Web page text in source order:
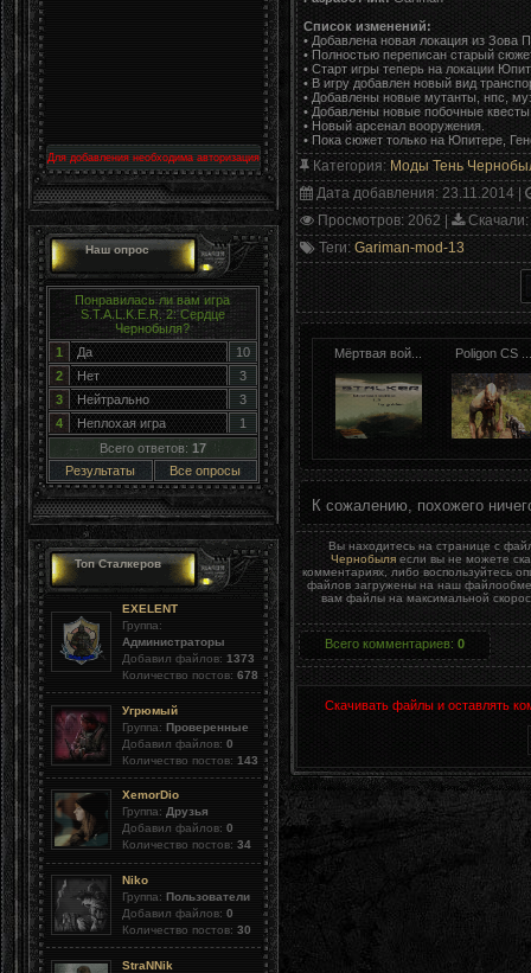
Для добавления необходима авторизация
Наш опрос
Понравилась ли вам игра
S.T.A.L.K.E.R. 2: Сердце
Чернобыля?
1
Да
10
2
Нет
3
3
Нейтрально
3
4
Неплохая игра
1
Всего ответов: 17
Результаты
Все опросы
Топ Сталкеров
EXELENT
Группа:
Администраторы
Добавил файлов: 1373
Количество постов: 678
Угрюмый
Группа: Проверенные
Добавил файлов: 0
Количество постов: 143
XemorDio
Группа: Друзья
Добавил файлов: 0
Количество постов: 34
Niko
Группа: Пользователи
Добавил файлов: 0
Количество постов: 30
StraNNik
Список изменений:
• Добавлена новая локация из Зова
• Полностью переписан старый
• Старт игры теперь на локации
• В игру добавлен новый вид
• Добавлены новые мутанты, нпс,
• Добавлены новые побочные
• Новый арсенал вооружения.
• Пока сюжет только на Юпитере,
Категория: Моды Тень
Дата добавления: 23.11.2014 |
Просмотров: 2062 | Скачали
Теги: Gariman-mod-13
Мёртвая вой... Poligon CS
К сожалению, похожего
Вы находитесь на странице с
Чернобыля если вы не можете
комментариях, либо воспользуйтесь
файлов загружены на наш
вам файлы на максимальной
Всего комментариев: 0
Скачивать файлы и оставлять